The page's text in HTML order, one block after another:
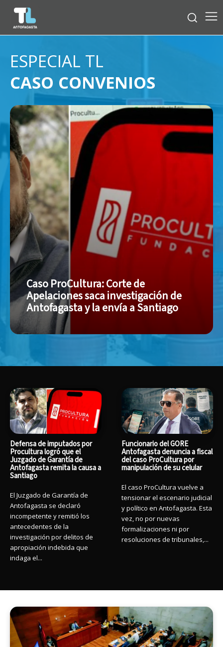
ESPECIAL TL
CASO CONVENIOS
Caso ProCultura: Corte de
Apelaciones saca investigación de
Antofagasta y la envía a Santiago
Defensa de imputados por
Procultura logró que el
Juzgado de Garantía de
Antofagasta remita la causa a
Santiago
El Juzgado de Garantía de
Antofagasta se declaró
incompetente y remitió los
antecedentes de la
investigación por delitos de
apropiación indebida que
indaga el...
Funcionario del GORE
Antofagasta denuncia a fiscal
del caso ProCultura por
manipulación de su celular
El caso ProCultura vuelve a
tensionar el escenario judicial
y político en Antofagasta. Esta
vez, no por nuevas
formalizaciones ni por
resoluciones de tribunales,...